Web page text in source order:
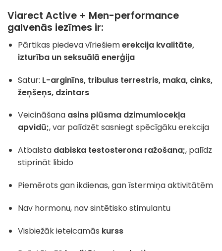
Viarect Active + Men-performance
galvenās iezīmes ir:
Pārtikas piedeva vīriešiemerekcija kvalitāte,
izturība un seksuālā enerģija
Satur: L-arginīns, tribulus terrestris, maka, cinks,
žeņšeņs, dzintars
Veicināšana asins plūsma dzimumlocekļa
apvidū;, var palīdzēt sasniegt spēcīgāku erekcija
Atbalsta dabiska testosterona ražošana;, palīdz
stiprināt libido
Piemērots gan ikdienas, gan īstermiņa aktivitātēm
Nav hormonu, nav sintētisko stimulantu
Visbiežāk ieteicamās kurss